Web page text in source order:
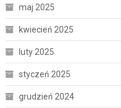
maj 2025
kwiecień 2025
luty 2025
styczeń 2025
grudzień 2024